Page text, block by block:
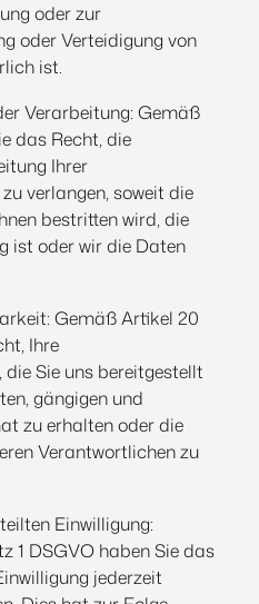
oder zur
oder Verteidigung von
ist.
Verarbeitung: Gemäß
das Recht, die
Ihrer
verlangen, soweit die
bestritten wird, die
ist oder wir die Daten
Gemäß Artikel 20
Ihre
die Sie uns bereitgestellt
gängigen und
zu erhalten oder die
Verantwortlichen zu
Einwilligung:
1 DSGVO haben Sie das
jederzeit